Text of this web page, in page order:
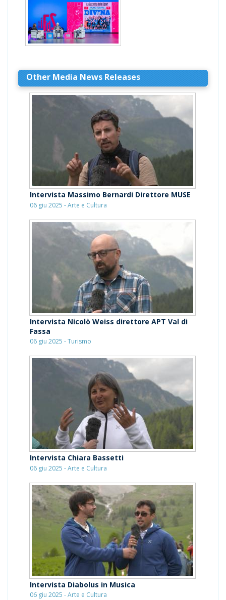
Other Media News Releases
Intervista Massimo Bernardi Direttore MUSE
06 giu 2025 - Arte e Cultura
Intervista Nicolò Weiss direttore APT Val di
Fassa
06 giu 2025 - Turismo
Intervista Chiara Bassetti
06 giu 2025 - Arte e Cultura
Intervista Diabolus in Musica
06 giu 2025 - Arte e Cultura